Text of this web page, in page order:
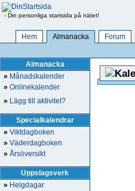
- Din personliga startsida på nätet!
Hem Almanacka Forum
Almanacka
» Månadskalender
» Onlinekalender
» Lägg till aktivitet?
Specialkalendrar
» Viktdagboken
» Väderdagboken
» Årsöversikt
Uppslagsverk
» Helgdagar